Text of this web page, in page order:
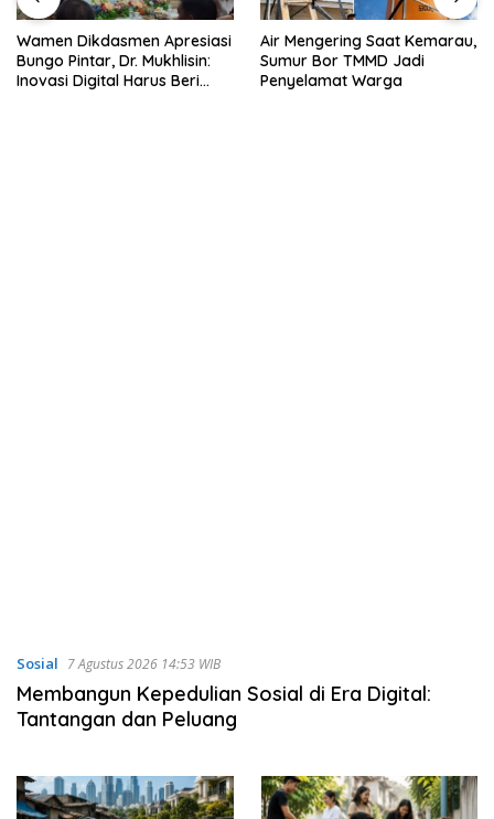
Air Mengering Saat Kemarau,
Sumur Bor TMMD Jadi
Penyelamat Warga
Akun Facebook “Bang Haye”
Diduga Milik Kades Sungai
Rambai, SMSI Tebo Siapkan
Sosial 7 Agustus 2026 14:53 WIB
Membangun Kepedulian Sosial di Era Digital:
Tantangan dan Peluang